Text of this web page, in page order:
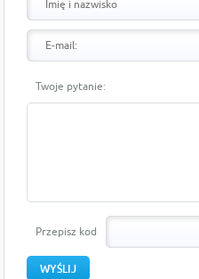
Twoje pytanie:
Przepisz kod